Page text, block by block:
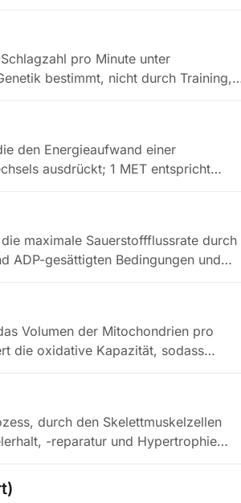
pro Minute unter
bestimmt, nicht durch Training,
den Energieaufwand einer
ausdrückt; 1 MET entspricht
maximale Sauerstoffflussrate durch
ADP-gesättigten Bedingungen und…
Volumen der Mitochondrien pro
die oxidative Kapazität, sodass
durch den Skelettmuskelzellen
-reparatur und Hypertrophie